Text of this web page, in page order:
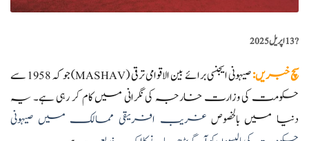
?️13 اپریل 2025
سچ خبریں:
صیہونی ایجنسی برائے بین الاقوامی ترقی (MASHAV) جو کہ 1958 سے
حکومت کی وزارت خارجہ کی نگرانی میں کام کر رہی ہے۔ یہ
دنیا میں بالخصوصغریب افریقی ممالک میں صیہونی